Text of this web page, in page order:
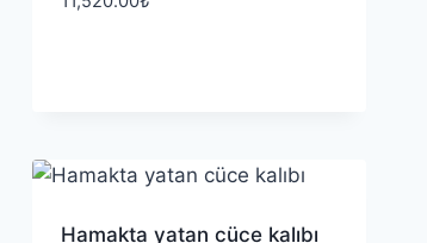
Hamakta yatan cüce kalıbı